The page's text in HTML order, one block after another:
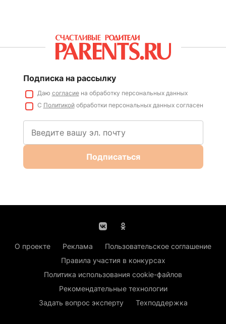
Подписка на рассылку
Даю согласиена обработку персональных данных
С Политикойобработки персональных данных согласен
Подписаться
О проекте Реклама
Пользовательское соглашение
Правила участия в конкурсах
Политика использования cookie-файлов
Рекомендательные технологии
Задать вопрос эксперту
Техподдержка